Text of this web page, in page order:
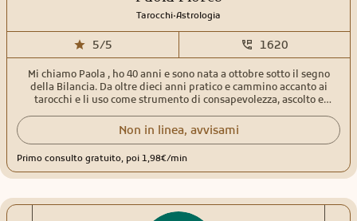
Tarocchi.Astrologia
5/5 1620
Mi chiamo Paola , ho 40 anni e sono nata a ottobre sotto il segno
della Bilancia. Da oltre dieci anni pratico e cammino accanto ai
tarocchi e li uso come strumento di consapevolezza, ascolto e
le sue forme: relazioni, legami Karmici, desideri inespressi, cicli che
si chiudono e nuovi inizi che chiedono spazio. Ogni consulto è un
riconoscere la trama invisibile che collega il cuore al destino. Non
offro sentenze ma chiavi simboliche per comprendere ciò che pulsa
esploro con delicatezza, onestà e rispetto dei tempi di chi si affida.
Se senti che qualcosa ti chiama sono qui per accoglierti.
Non in linea, avvisami
Primo consulto gratuito, poi 1,98€/min